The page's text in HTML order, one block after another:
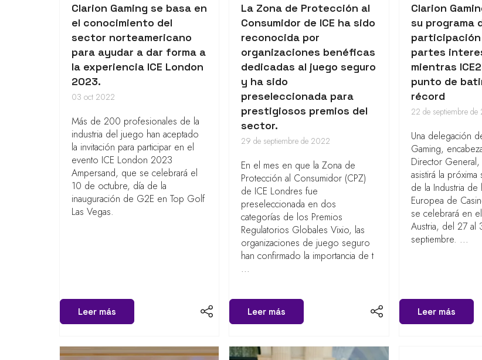
Clarion Gaming se basa en
el conocimiento del
sector norteamericano
para ayudar a dar forma a
la experiencia ICE London
2023.
03 oct 2022
Más de 200 profesionales de la
industria del juego han aceptado
la invitación para participar en el
evento ICE London 2023
Ampersand, que se celebrará el
10 de octubre, día de la
inauguración de G2E en Top Golf
Las Vegas.
Leer más
La Zona de Protección al
Consumidor de ICE ha sido
reconocida por
organizaciones benéficas
dedicadas al juego seguro
y ha sido
preseleccionada para
prestigiosos premios del
sector.
29 de septiembre de 2022
En el mes en que la Zona de
Protección al Consumidor (CPZ)
de ICE Londres fue
preseleccionada en dos
categorías de los Premios
Regulatorios Globales Vixio, las
organizaciones de juego seguro
han confirmado la importancia de t
...
Leer más
Clarion
su programa
participación
partes
mientras
punto de
récord
22 de septiembre
Una delegación
Gaming,
Director General,
asistirá la
de la Industria de
Europea de
se celebrará en
Austria, del 27 al
septiembre. ...
Leer más